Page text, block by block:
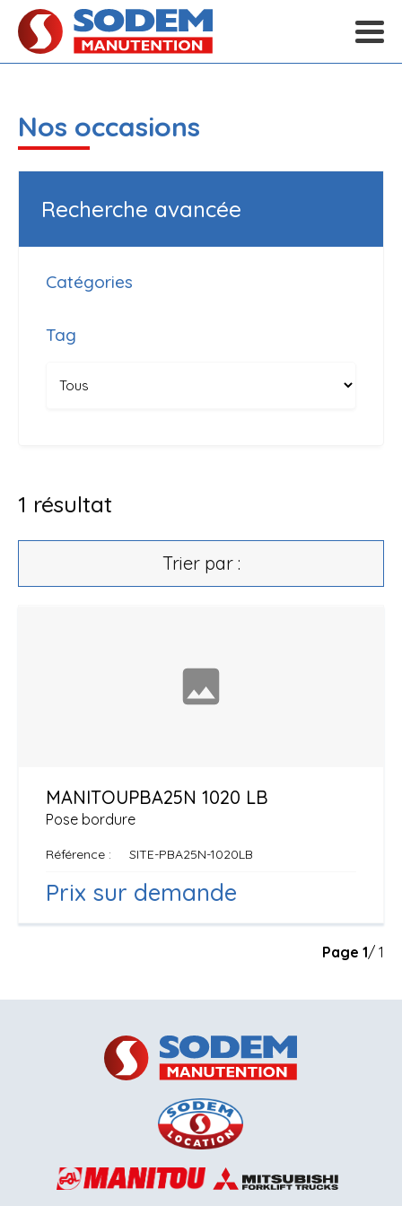
Nos occasions
Recherche avancée
Catégories
Tag
1 résultat
Trier par :
Pose bordure
MANITOUPBA25N 1020 LB
Référence SITE-PBA25N-1020LB
Prix sur demande
Page 1/ 1